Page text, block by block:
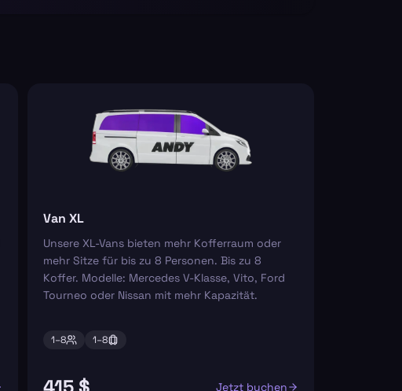
Van XL
Unsere XL-Vans bieten mehr Kofferraum oder
mehr Sitze für bis zu 8 Personen. Bis zu 8
Koffer. Modelle: Mercedes V-Klasse, Vito, Ford
Tourneo oder Nissan mit mehr Kapazität.
1–8 1–8
Jetzt buchen